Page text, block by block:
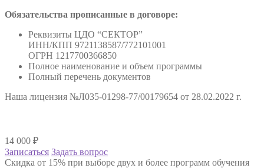
Обязательства прописанные в договоре:
Реквизиты ЦДО “СЕКТОР”
ИНН/КПП 9721138587/772101001
ОГРН 1217700366850
Полное наименование и объем программы
Полный перечень документов
Наша лицензия №Л035-01298-77/00179654 от 28.02.2022 г.
14 000 ₽
Записаться Задать вопрос
Скидка от 15% при выборе двух и более программ обучения